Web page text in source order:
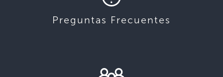
Preguntas Frecuentes